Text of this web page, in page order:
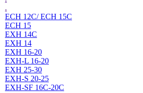
.
ECH 12C/ ECH 15C
ECH 15
EXH 14C
EXH 14
EXH 16-20
EXH-L 16-20
EXH 25-30
EXH-S 20-25
EXH-SF 16C-20C